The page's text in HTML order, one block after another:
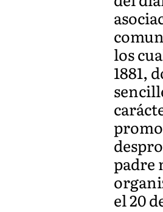
los
1881,
padre
el 20